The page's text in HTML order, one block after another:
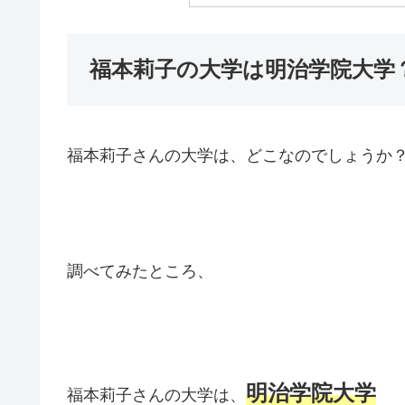
福本莉子の大学は明治学院大学
福本莉子さんの大学は、どこなのでしょうか
調べてみたところ、
福本莉子さんの大学は、 明治学院大学